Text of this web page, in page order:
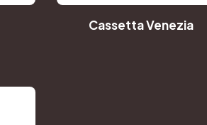
Cassetta Venezia